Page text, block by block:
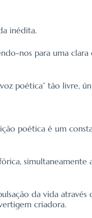
inédita.
nos para uma
poética” tão livre,
poética é um
da vida
criadora.